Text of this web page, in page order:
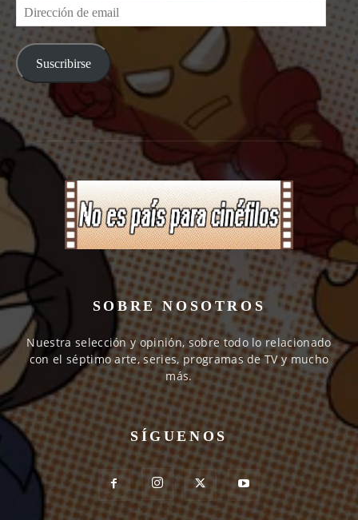
Dirección
de
email
Suscribirse
SOBRE NOSOTROS
Nuestra selección y opinión, sobre todo lo relacionado
con el séptimo arte, series, programas de TV y mucho
más.
SÍGUENOS